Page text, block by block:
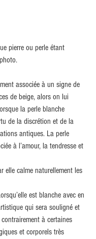
pierre ou perle étant
associée à un signe de
de beige, alors on lui
la perle blanche
de la discrétion et de la
antiques. La perle
à l’amour, la tendresse et
elle calme naturellement les
est blanche avec en
qui sera souligné et
à certaines
et corporels très